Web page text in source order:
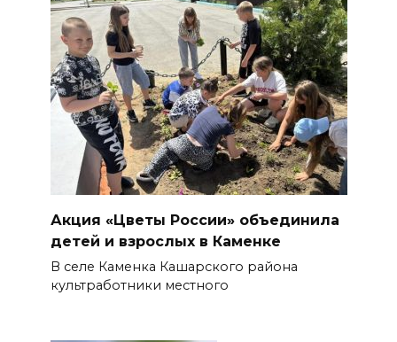
Акция «Цветы России» объединила
детей и взрослых в Каменке
В селе Каменка Кашарского района
культработники местного